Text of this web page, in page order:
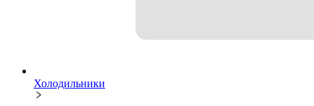
Холодильники